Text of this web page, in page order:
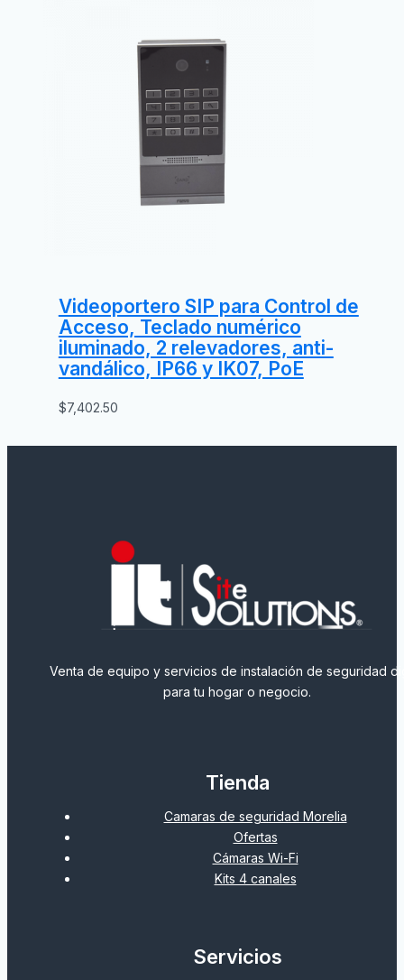
Videoportero SIP para Control de
Acceso, Teclado numérico
iluminado, 2 relevadores, anti-
vandálico, IP66 y IK07, PoE
$7,402.50
Venta de equipo y servicios de instalación de seguridad
para tu hogar o negocio.
Tienda
Camaras de seguridad Morelia
Ofertas
Cámaras Wi-Fi
Kits 4 canales
Servicios